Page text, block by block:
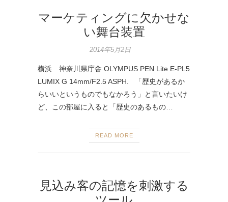
マーケティングに欠かせな
い舞台装置
2014年5月2日
横浜 神奈川県庁舎 OLYMPUS PEN Lite E-PL5
LUMIX G 14mm/F2.5 ASPH. 「歴史があるか
らいいというものでもなかろう」と言いたいけ
ど、この部屋に入ると「歴史のあるもの…
READ MORE
見込み客の記憶を刺激する